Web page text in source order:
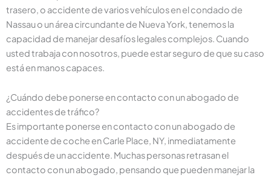
trasero, o accidente de varios vehículos en el condado de
Nassau o un área circundante de Nueva York, tenemos la
capacidad de manejar desafíos legales complejos. Cuando
usted trabaja con nosotros, puede estar seguro de que su caso
está en manos capaces.
¿Cuándo debe ponerse en contacto con un abogado de
accidentes de tráfico?
Es importante ponerse en contacto con un abogado de
accidente de coche en Carle Place, NY, inmediatamente
después de un accidente. Muchas personas retrasan el
contacto con un abogado, pensando que pueden manejar la